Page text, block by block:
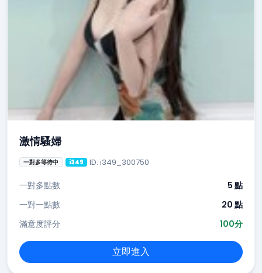
激情騷婦
一對多等待中 i349 ID: i349_300750
一對多點數
5 點
一對一點數
20 點
滿意度評分
100分
立即進入